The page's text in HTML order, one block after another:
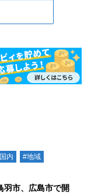
内 #地域
羽市、広島市で開